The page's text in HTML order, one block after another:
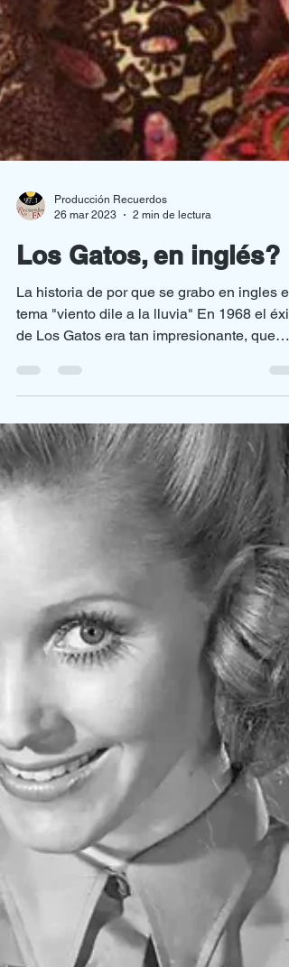
Producción Recuerdos
26 mar 2023
2 min de lectura
Los Gatos, en inglés?
de Los Gatos era tan impresionante, que
los...